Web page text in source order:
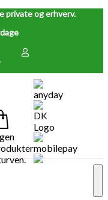
private og erhverv.